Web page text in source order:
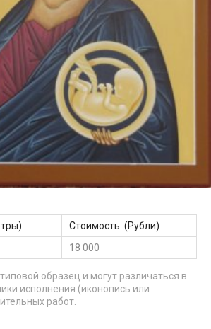
Стоимость: (Рубли)
18 000
образец и могут различаться в
исполнения (иконопись или
работ.